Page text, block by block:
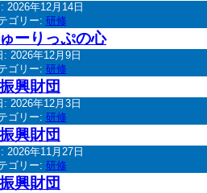
2026年12月14日
ゴリー: 研修
ーりっぷの心
: 2026年12月9日
ゴリー: 研修
興財団
: 2026年12月3日
ゴリー: 研修
興財団
2026年11月27日
ゴリー: 研修
興財団